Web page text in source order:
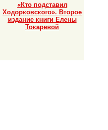
«Кто подставил
Ходорковского». Второе
издание книги Елены
Токаревой